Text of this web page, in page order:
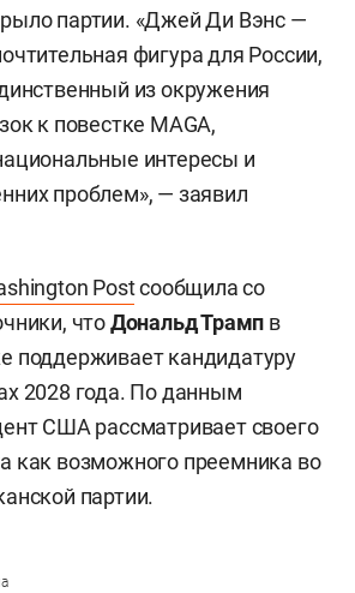
партии. «Джей Ди Вэнс —
фигура для России,
из окружения
к повестке MAGA,
интересы и
проблем», — заявил
Postсообщила со
чтоДональд Трамп в
поддерживает кандидатуру
2028 года. По данным
США рассматривает своего
как возможного преемника во
партии.